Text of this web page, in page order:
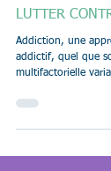
MARKETING
LUTTER
Addiction, une
multifactorielle